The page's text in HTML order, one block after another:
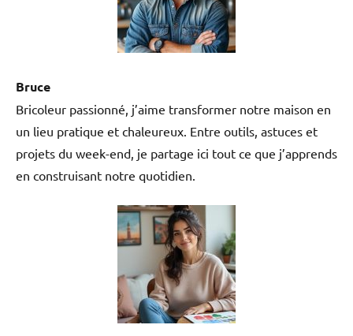
Bruce
Bricoleur passionné, j’aime transformer notre maison en
un lieu pratique et chaleureux. Entre outils, astuces et
projets du week-end, je partage ici tout ce que j’apprends
en construisant notre quotidien.